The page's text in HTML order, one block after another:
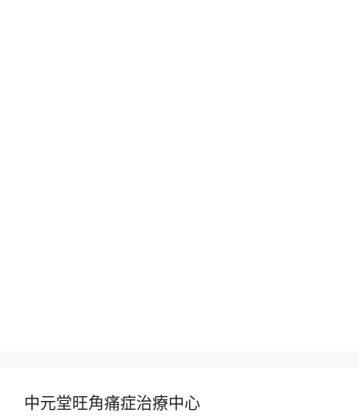
中元堂旺角痛症治療中心